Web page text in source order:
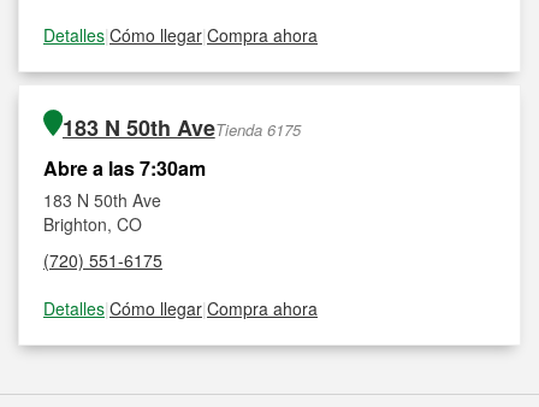
Detalles|Cómo llegar|Compra ahora
183 N 50th AveTienda 6175
Abre a las 7:30am
183 N 50th Ave
Brighton, CO
(720) 551-6175
Detalles|Cómo llegar|Compra ahora